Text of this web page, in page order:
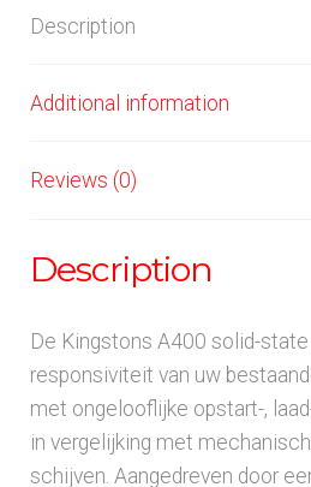
Description
Additional information
Reviews (0)
Description
De Kingstons A400 solid-
responsiviteit van uw
met ongelooflijke opstart-,
in vergelijking met
schijven. Aangedreven door